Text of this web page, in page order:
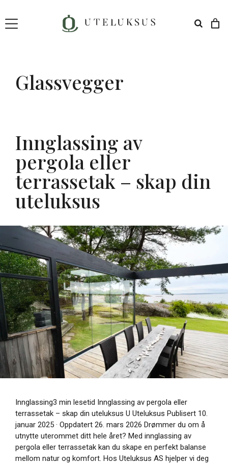
innhold
Glassvegger
Innglassing av
pergola eller
terrassetak – skap din
uteluksus
Innglassing3 min lesetid Innglassing av pergola eller
terrassetak – skap din uteluksus U Uteluksus Publisert 10.
januar 2025 · Oppdatert 26. mars 2026 Drømmer du om å
utnytte uterommet ditt hele året? Med innglassing av
pergola eller terrassetak kan du skape en perfekt balanse
mellom natur og komfort. Hos Uteluksus AS hjelper vi deg